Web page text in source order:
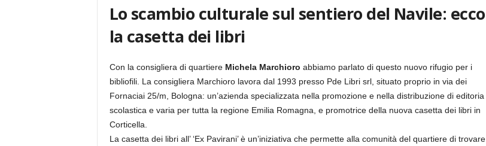
Lo scambio culturale sul sentiero del Navile: ecco
la casetta dei libri
Con la consigliera di quartiere Michela Marchioro abbiamo parlato di questo nuovo rifugio per i
bibliofili. La consigliera Marchioro lavora dal 1993 presso Pde Libri srl, situato proprio in via dei
Fornaciai 25/m, Bologna: un’azienda specializzata nella promozione e nella distribuzione di editoria
scolastica e varia per tutta la regione Emilia Romagna, e promotrice della nuova casetta dei libri in
Corticella.
La casetta dei libri all’ ‘Ex Pavirani’ è un’iniziativa che permette alla comunità del quartiere di trovare